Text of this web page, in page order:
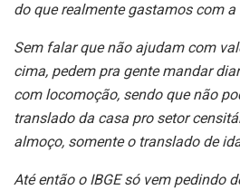
do que realmente gastamos com
Sem falar que não ajudam com
cima, pedem pra gente mandar
com locomoção, sendo que não
translado da casa pro setor
almoço, somente o translado de
Até então o IBGE só vem pedindo